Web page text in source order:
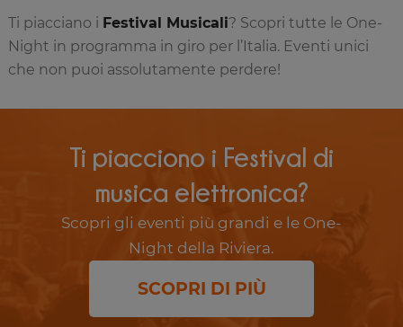
Ti piacciano i Festival Musicali? Scopri tutte le One-
Night in programma in giro per l’Italia. Eventi unici
che non puoi assolutamente perdere!
Ti piacciono i Festival di
musica elettronica?
Scopri gli eventi più grandi e le One-
Night della Riviera.
SCOPRI DI PIÙ